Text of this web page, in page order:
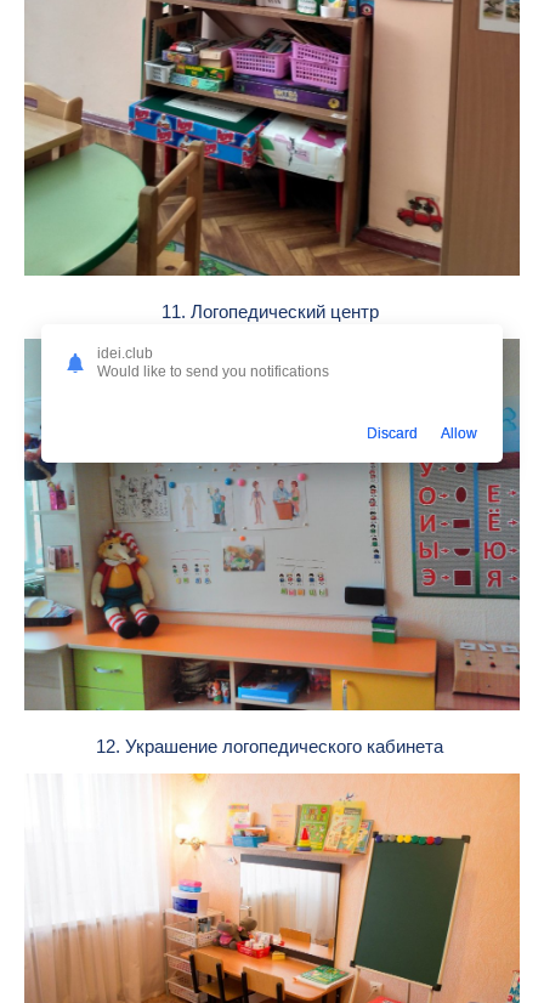
11. Логопедический центр
12. Украшение логопедического кабинета
idei.club
Would like to send you notifications
Discard Allow